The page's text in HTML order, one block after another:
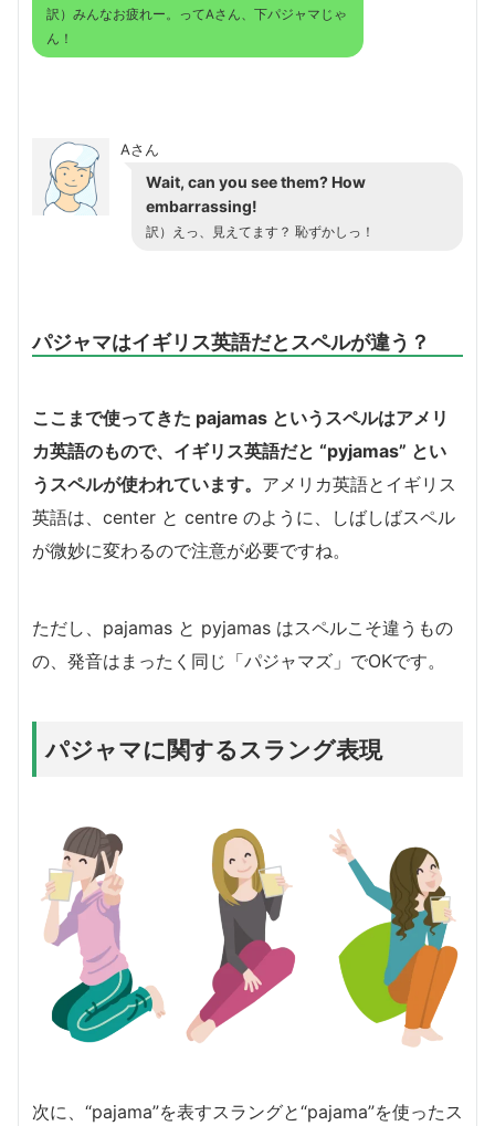
訳）みんなお疲れー。ってAさん、下パジャマじゃ
ん！
Aさん
Wait, can you see them? How
embarrassing!
訳）えっ、見えてます？ 恥ずかしっ！
パジャマはイギリス英語だとスペルが違う？
ここまで使ってきた pajamas というスペルはアメリ
カ英語のもので、イギリス英語だと “pyjamas” とい
うスペルが使われています。 アメリカ英語とイギリス
英語は、center と centre のように、しばしばスペル
が微妙に変わるので注意が必要ですね。
ただし、pajamas と pyjamas はスペルこそ違うもの
の、発音はまったく同じ「パジャマズ」でOKです。
パジャマに関するスラング表現
次に、“pajama”を表すスラングと“pajama”を使ったス